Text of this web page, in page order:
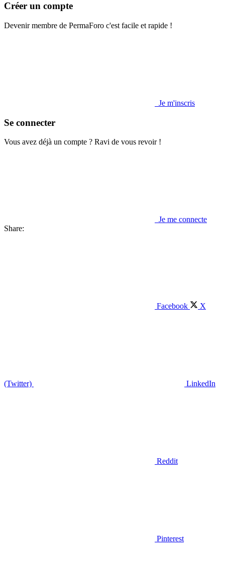
Créer un compte
Devenir membre de PermaForo c'est facile et rapide !
Je m'inscris
Se connecter
Vous avez déjà un compte ? Ravi de vous revoir !
Je me connecte
Share:
Facebook X
(Twitter) LinkedIn
Reddit
Pinterest